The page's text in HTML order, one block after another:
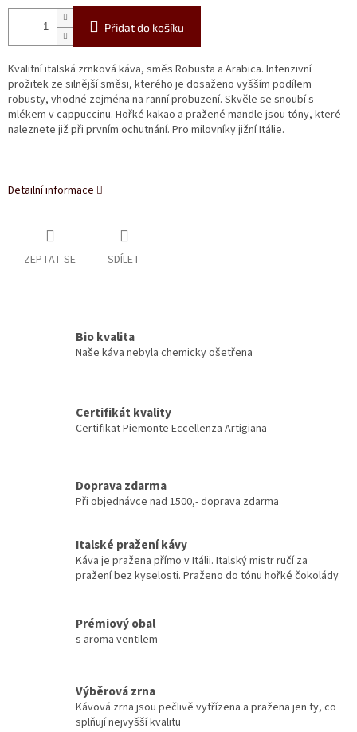
Přidat do košíku
Kvalitní italská zrnková káva, směs Robusta a Arabica. Intenzivní
prožitek ze silnější směsi, kterého je dosaženo vyšším podílem
robusty, vhodné zejména na ranní probuzení. Skvěle se snoubí s
mlékem v cappuccinu. Hořké kakao a pražené mandle jsou tóny, které
naleznete již při prvním ochutnání. Pro milovníky jižní Itálie.
Detailní informace
ZEPTAT SE SDÍLET
Bio kvalita
Naše káva nebyla chemicky ošetřena
Certifikát kvality
Certifikat Piemonte Eccellenza Artigiana
Doprava zdarma
Při objednávce nad 1500,- doprava zdarma
Italské pražení kávy
Káva je pražena přímo v Itálii. Italský mistr ručí za
pražení bez kyselosti. Praženo do tónu hořké čokolády
Prémiový obal
s aroma ventilem
Výběrová zrna
Kávová zrna jsou pečlivě vytřízena a pražena jen ty, co
splňují nejvyšší kvalitu